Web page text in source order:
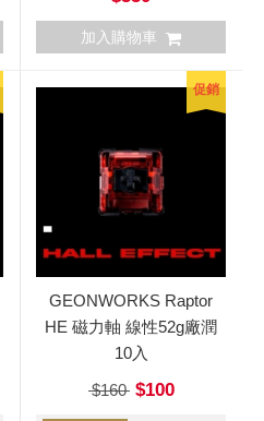
加入購物車
促銷
GEONWORKS Raptor
HE 磁力軸 線性52g廠潤
10入
$160$100